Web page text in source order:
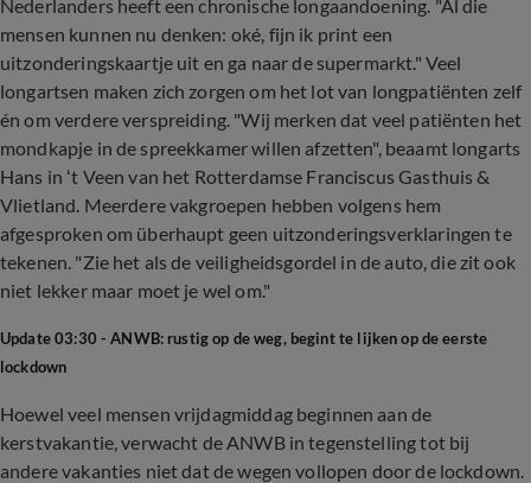
Nederlanders heeft een chronische longaandoening. "Al die
mensen kunnen nu denken: oké, fijn ik print een
uitzonderingskaartje uit en ga naar de supermarkt." Veel
longartsen maken zich zorgen om het lot van longpatiënten zelf
én om verdere verspreiding. "Wij merken dat veel patiënten het
mondkapje in de spreekkamer willen afzetten", beaamt longarts
Hans in ‘t Veen van het Rotterdamse Franciscus Gasthuis &
Vlietland. Meerdere vakgroepen hebben volgens hem
afgesproken om überhaupt geen uitzonderingsverklaringen te
tekenen. "Zie het als de veiligheidsgordel in de auto, die zit ook
niet lekker maar moet je wel om."
Update 03:30 - ANWB: rustig op de weg, begint te lijken op de eerste
lockdown
Hoewel veel mensen vrijdagmiddag beginnen aan de
kerstvakantie, verwacht de ANWB in tegenstelling tot bij
andere vakanties niet dat de wegen vollopen door de lockdown.